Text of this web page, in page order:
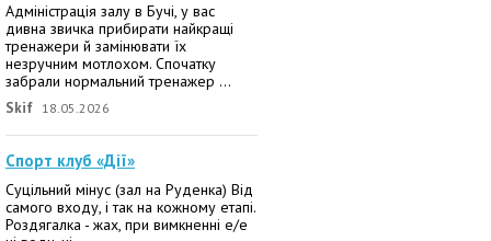
Адміністрація залу в Бучі, у вас
дивна звичка прибирати найкращі
тренажери й замінювати їх
незручним мотлохом. Спочатку
забрали нормальний тренажер ...
Skif 18.05.2026
Спорт клуб «Дії»
Суцільний мінус (зал на Руденка) Від
самого входу, і так на кожному етапі.
Роздягалка - жах, при вимкненні е/е